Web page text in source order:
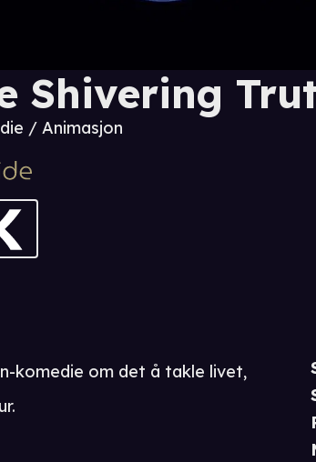
Shivering
/ Animasjon
komedie om det å takle livet,